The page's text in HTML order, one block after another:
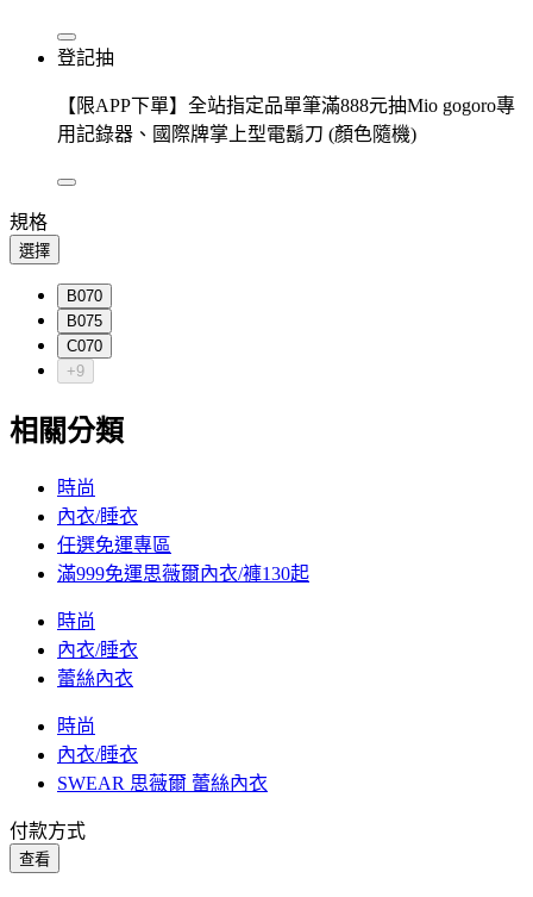
登記抽
【限APP下單】全站指定品單筆滿888元抽Mio gogoro專
用記錄器、國際牌掌上型電鬍刀 (顏色隨機)
規格
選擇
B070
B075
C070
+9
相關分類
時尚
內衣/睡衣
任選免運專區
滿999免運思薇爾內衣/褲130起
時尚
內衣/睡衣
蕾絲內衣
時尚
內衣/睡衣
SWEAR 思薇爾 蕾絲內衣
付款方式
查看